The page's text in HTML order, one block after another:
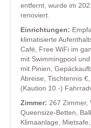
entfernt, wurde im
renoviert.
Einrichtungen:
klimatisierte
Café, Free WiFi im
mit Swimmingpool
mit Pinien,
Abreise, Tischtennis
(Kaution 10.-)
Zimmer: 267 Zimmer,
Queensize-Betten,
Klimaanlage,